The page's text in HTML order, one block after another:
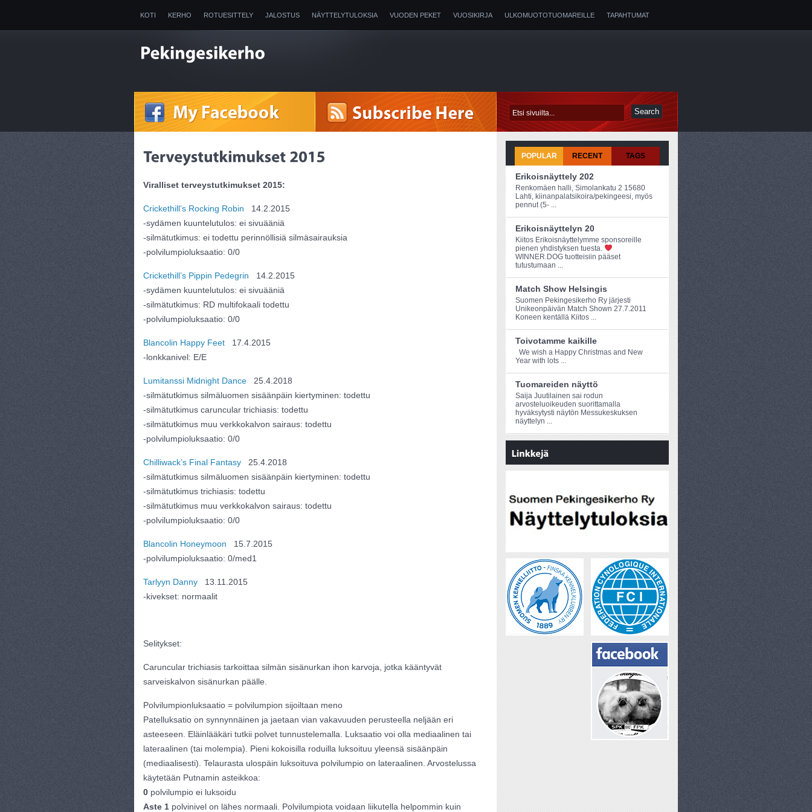
KOTI KERHO ROTUESITTELY JALOSTUS NÄYTTELYTULOKSIA VUODEN PEKET VUOSIKIRJA ULKOMUOTOTUOMAREILLE TAPAHTUMAT
2025
Viralliset terveystutkimukset 2015:
Crickethill’s Rocking Robin 14.2.2015
-sydämen kuuntelutulos: ei sivuääniä
-silmätutkimus: ei todettu perinnöllisiä silmäsairauksia
-polvilumpioluksaatio: 0/0
Crickethill’s Pippin Pedegrin 14.2.2015
-sydämen kuuntelutulos: ei sivuääniä
-silmätutkimus: RD multifokaali todettu
-polvilumpioluksaatio: 0/0
Blancolin Happy Feet 17.4.2015
-lonkkanivel: E/E
Lumitanssi Midnight Dance 25.4.2018
-silmätutkimus silmäluomen sisäänpäin kiertyminen: todettu
-silmätutkimus caruncular trichiasis: todettu
-silmätutkimus muu verkkokalvon sairaus: todettu
-polvilumpioluksaatio: 0/0
Chilliwack’s Final Fantasy 25.4.2018
-silmätutkimus silmäluomen sisäänpäin kiertyminen: todettu
-silmätutkimus trichiasis: todettu
-silmätutkimus muu verkkokalvon sairaus: todettu
-polvilumpioluksaatio: 0/0
Blancolin Honeymoon 15.7.2015
-polvilumpioluksaatio: 0/med1
Tarlyyn Danny 13.11.2015
-kivekset: normaalit
Selitykset:
Caruncular trichiasis tarkoittaa silmän sisänurkan ihon karvoja, jotka kääntyvät
sarveiskalvon sisänurkan päälle.
Polvilumpionluksaatio = polvilumpion sijoiltaan meno
Patelluksatio on synnynnäinen ja jaetaan vian vakavuuden perusteella neljään eri
asteeseen. Eläinlääkäri tutkii polvet tunnustelemalla. Luksaatio voi olla mediaalinen tai
lateraalinen (tai molempia). Pieni kokoisilla roduilla luksoituu yleensä sisäänpäin
(mediaalisesti). Telaurasta ulospäin luksoituva polvilumpio on lateraalinen. Arvostelussa
käytetään Putnamin asteikkoa:
0 polvilumpio ei luksoidu
Aste 1 polvinivel on lähes normaali. Polvilumpiota voidaan liikutella helpommin kuin
POPULAR RECENT TAGS
Erikoisnäyttely 202
Renkomäen halli, Simolankatu 2 15680
Lahti, kiinanpalatsikoira/pekingeesi, myös
pennut (5- ...
Erikoisnäyttelyn 20
Kiitos Erikoisnäyttelymme sponsoreille
pienen yhdistyksen tuesta.
WINNER.DOG tuotteisiin pääset
tutustumaan ...
Match Show Helsingis
Suomen Pekingesikerho Ry järjesti
Unikeonpäivän Match Shown 27.7.2011
Koneen kentällä Kiitos ...
Toivotamme kaikille
We wish a Happy Christmas and New
Year with lots ...
Tuomareiden näyttö
Saija Juutilainen sai rodun
arvosteluoikeuden suorittamalla
hyväksytysti näytön Messukeskuksen
näyttelyn ...